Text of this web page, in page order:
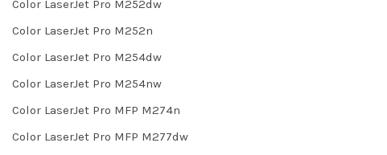
Color LaserJet Pro M252dw
Color LaserJet Pro M252n
Color LaserJet Pro M254dw
Color LaserJet Pro M254nw
Color LaserJet Pro MFP M274n
Color LaserJet Pro MFP M277dw